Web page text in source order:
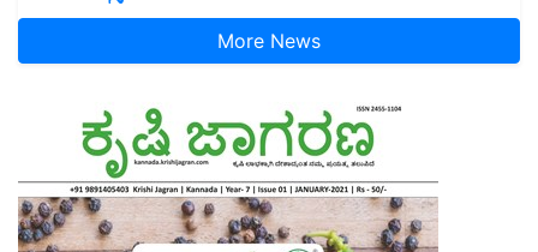
More News